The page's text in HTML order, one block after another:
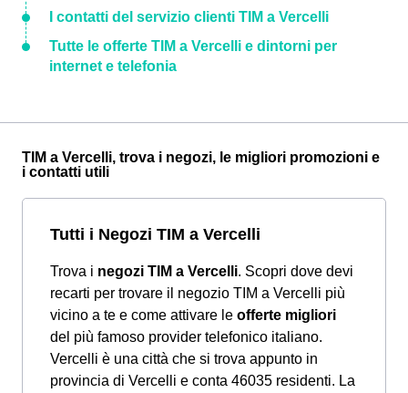
I contatti del servizio clienti TIM a Vercelli
Tutte le offerte TIM a Vercelli e dintorni per
internet e telefonia
TIM a Vercelli, trova i negozi, le migliori promozioni e
i contatti utili
Tutti i Negozi TIM a Vercelli
Trova i negozi TIM a Vercelli. Scopri dove devi
recarti per trovare il negozio TIM a Vercelli più
vicino a te e come attivare le offerte migliori
del più famoso provider telefonico italiano.
Vercelli è una città che si trova appunto in
provincia di Vercelli e conta 46035 residenti. La